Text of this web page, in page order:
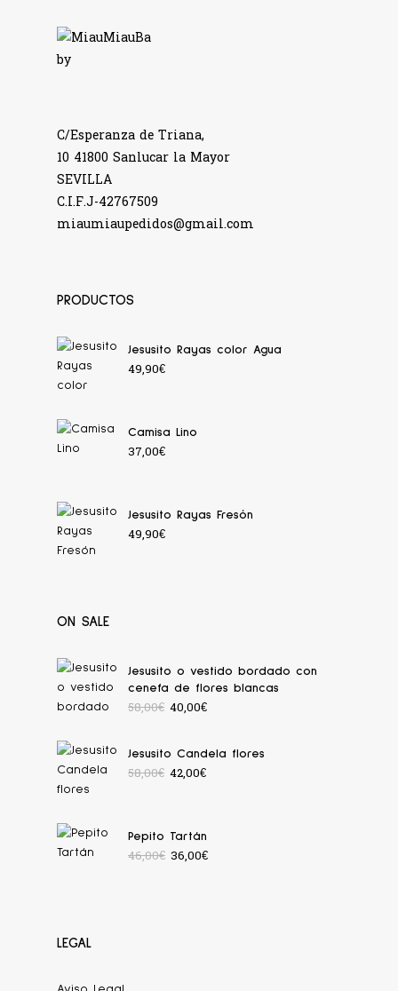
C/Esperanza de Triana,
10 41800 Sanlucar la Mayor
SEVILLA
C.I.F.J-42767509
miaumiaupedidos@gmail.com
PRODUCTOS
Jesusito Rayas color Agua
49,90€
Camisa Lino
37,00€
Jesusito Rayas Fresón
49,90€
ON SALE
Jesusito o vestido bordado con
cenefa de flores blancas
58,00€ 40,00€
Jesusito Candela flores
58,00€ 42,00€
Pepito Tartán
46,00€ 36,00€
LEGAL